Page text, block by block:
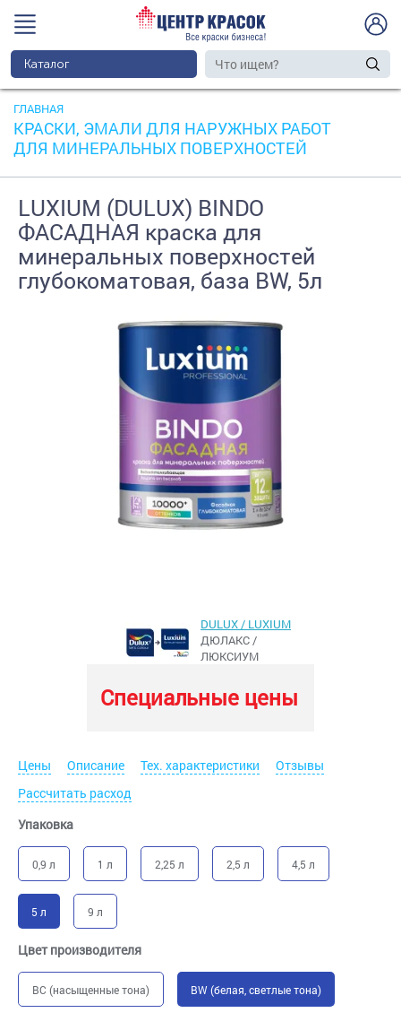
Каталог
ГЛАВНАЯ
КРАСКИ, ЭМАЛИ ДЛЯ НАРУЖНЫХ РАБОТ
ДЛЯ МИНЕРАЛЬНЫХ ПОВЕРХНОСТЕЙ
LUXIUM (DULUX) BINDO
ФАСАДНАЯ краска для
минеральных поверхностей
глубокоматовая, база ВW, 5л
DULUX / LUXIUM
ДЮЛАКС /
ЛЮКСИУМ
Специальные цены
Цены Описание Тех. характеристики
Отзывы
Рассчитать расход
Упаковка
0,9 л 1 л 2,25 л 2,5 л 4,5 л
5 л 9 л
Цвет производителя
BC (насыщенные тона) BW (белая, светлые тона)